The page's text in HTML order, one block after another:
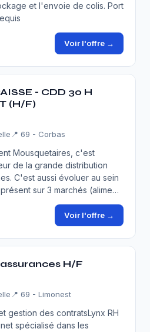
et l'envoie de colis. Port
Voir l'offre →
- CDD 30 H
(H/F)
📍 69 - Corbas
Mousquetaires, c'est
de la grande distribution
C'est aussi évoluer au sein
sur 3 marchés (alime…
Voir l'offre →
H/F
📍 69 - Limonest
gestion des contratsLynx RH
spécialisé dans les